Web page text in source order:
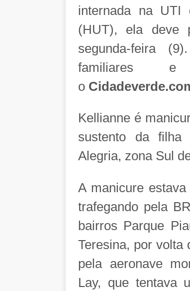
internada na UTI
(HUT), ela deve
segunda-feira
familiares
o
Kellianne é
sustento da
Alegria, zona Sul
A manicure
trafegando pela
bairros Parque
Teresina, por volta
pela aeronave
Lay, que tentava